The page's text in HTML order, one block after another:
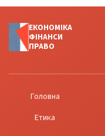
ЕКОНОМІКА
ФІНАНСИ
ПРАВО
Головна
Етика